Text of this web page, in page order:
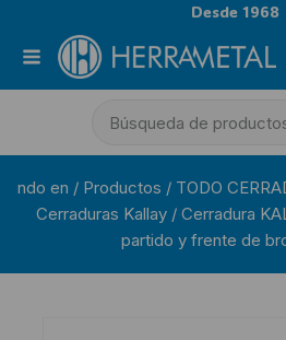
Desde 1968
ndo en / Productos / TODO
Cerraduras Kallay / Cerradura
partido y frente de